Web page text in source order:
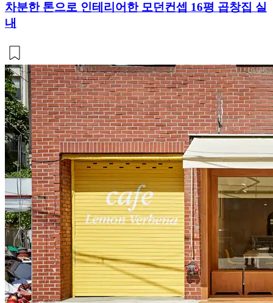
차분한 톤으로 인테리어한 모던컨셉 16평 곱창집 실
내